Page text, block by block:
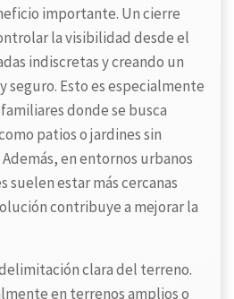
importante. Un cierre
la visibilidad desde el
indiscretas y creando un
seguro. Esto es especialmente
donde se busca
patios o jardines sin
en entornos urbanos
suelen estar más cercanas
contribuye a mejorar la
clara del terreno.
en terrenos amplios o